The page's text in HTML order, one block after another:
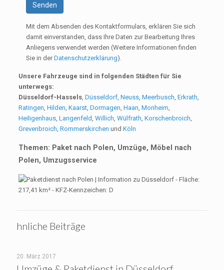
Senden
Mit dem Absenden des Kontaktformulars, erklären Sie sich
damit einverstanden, dass Ihre Daten zur Bearbeitung Ihres
Anliegens verwendet werden (Weitere Informationen finden
Sie in derDatenschutzerklärung).
Unsere Fahrzeuge sind in folgenden Städten für Sie
unterwegs:
Düsseldorf-Hassels, Düsseldorf, Neuss, Meerbusch Erkrath
Ratingen Hilden Kaarst, Dormagen Haan Monheim
Heiligenhaus, Langenfeld Willich Wülfrath Korschenbroich
Grevenbroich Rommerskirchen und Köln
Themen: Paket nach Polen, Umzüge, Möbel nach
Polen, Umzugsservice
hnliche Beiträge
20. März 2017